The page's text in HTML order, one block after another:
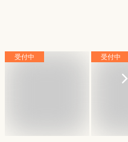
受付中 受付中